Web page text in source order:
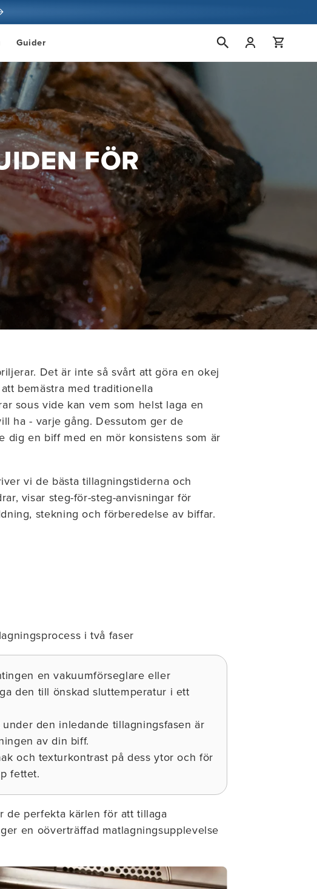
Guider
Logga
Vagn
FÖR
Det är inte så svårt att göra en okej
bemästra med traditionella
sous vide kan vem som helst laga en
ha - varje gång. Dessutom ger de
dig en biff med en mör konsistens som är
vi de bästa tillagningstiderna och
visar steg-för-steg-anvisningar för
stekning och förberedelse av biffar.
i två faser
en vakuumförseglare eller
den till önskad sluttemperatur i ett
den inledande tillagningsfasen är
av din biff.
och texturkontrast på dess ytor och för
fettet.
de perfekta kärlen för att tillaga
en oöverträffad matlagningsupplevelse